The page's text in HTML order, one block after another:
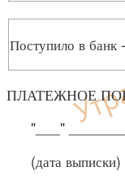
Поступило в банк
ПЛАТЕЖНОЕ
"___"
(дата выписки)